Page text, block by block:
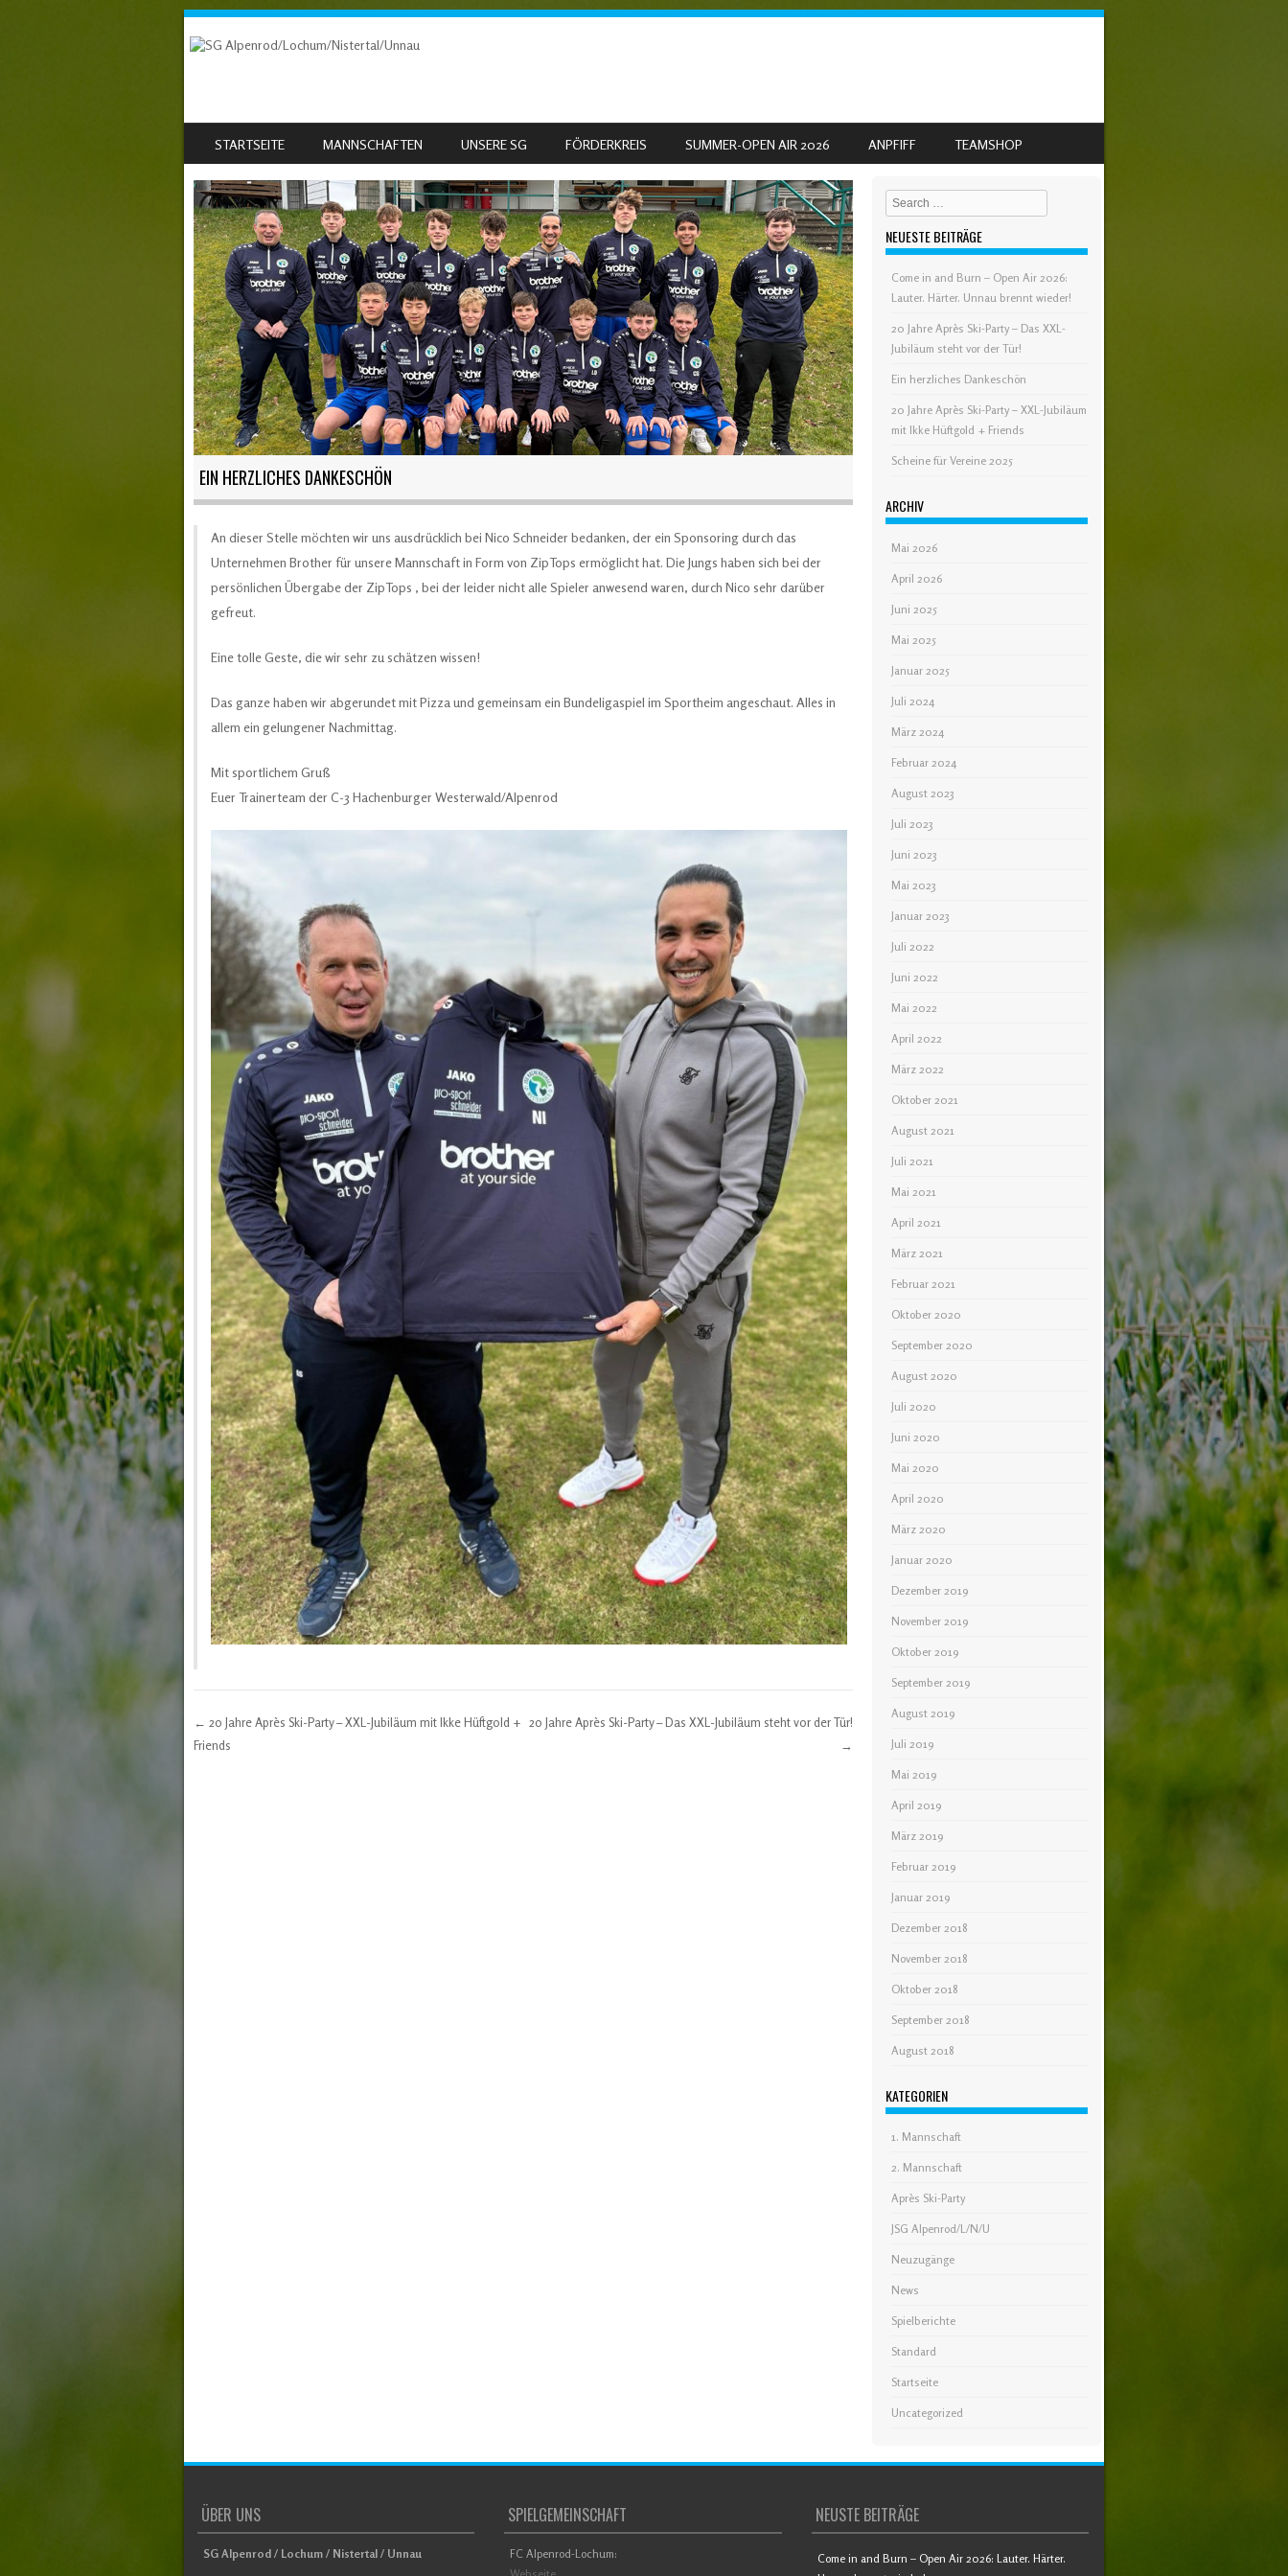
MENU
STARTSEITE MANNSCHAFTEN UNSERE SG FÖRDERKREIS SUMMER-OPEN AIR 2026 ANPFIFF TEAMSHOP
EIN HERZLICHES DANKESCHÖN
An dieser Stelle möchten wir uns ausdrücklich bei Nico Schneider bedanken, der ein Sponsoring durch das
Unternehmen Brother für unsere Mannschaft in Form von ZipTops ermöglicht hat. Die Jungs haben sich bei der
persönlichen Übergabe der ZipTops , bei der leider nicht alle Spieler anwesend waren, durch Nico sehr darüber
gefreut.
Eine tolle Geste, die wir sehr zu schätzen wissen!
Das ganze haben wir abgerundet mit Pizza und gemeinsam ein Bundeligaspiel im Sportheim angeschaut. Alles in
allem ein gelungener Nachmittag.
Mit sportlichem Gruß
Euer Trainerteam der C-3 Hachenburger Westerwald/Alpenrod
Post navigation
← 20 Jahre Après Ski-Party – XXL-Jubiläum mit Ikke Hüftgold +
Friends
20 Jahre Après Ski-Party – Das XXL-Jubiläum steht vor der Tür!
→
Search
NEUESTE BEITRÄGE
Come in and Burn – Open Air 2026:
Lauter. Härter. Unnau brennt wieder!
20 Jahre Après Ski-Party – Das XXL-
Jubiläum steht vor der Tür!
Ein herzliches Dankeschön
20 Jahre Après Ski-Party – XXL-Jubiläum
mit Ikke Hüftgold + Friends
Scheine für Vereine 2025
ARCHIV
Mai 2026
April 2026
Juni 2025
Mai 2025
Januar 2025
Juli 2024
März 2024
Februar 2024
August 2023
Juli 2023
Juni 2023
Mai 2023
Januar 2023
Juli 2022
Juni 2022
Mai 2022
April 2022
März 2022
Oktober 2021
August 2021
Juli 2021
Mai 2021
April 2021
März 2021
Februar 2021
Oktober 2020
September 2020
August 2020
Juli 2020
Juni 2020
Mai 2020
April 2020
März 2020
Januar 2020
Dezember 2019
November 2019
Oktober 2019
September 2019
August 2019
Juli 2019
Mai 2019
April 2019
März 2019
Februar 2019
Januar 2019
Dezember 2018
November 2018
Oktober 2018
September 2018
August 2018
KATEGORIEN
1. Mannschaft
2. Mannschaft
Après Ski-Party
JSG Alpenrod/L/N/U
Neuzugänge
News
Spielberichte
Standard
Startseite
Uncategorized
ÜBER UNS
SG Alpenrod / Lochum / Nistertal / Unnau
SPIELGEMEINSCHAFT
FC Alpenrod-Lochum:
NEUSTE BEITRÄGE
Come in and Burn – Open Air 2026: Lauter. Härter.